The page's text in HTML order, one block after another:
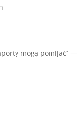
mogą pomijać” —